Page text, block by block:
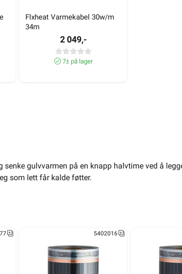
Flxheat Varmekabel 30w/m
34m
2 049,-
7± på lager
senke gulvvarmen på en knapp halvtime ved å
som lett får kalde føtter.
5402016